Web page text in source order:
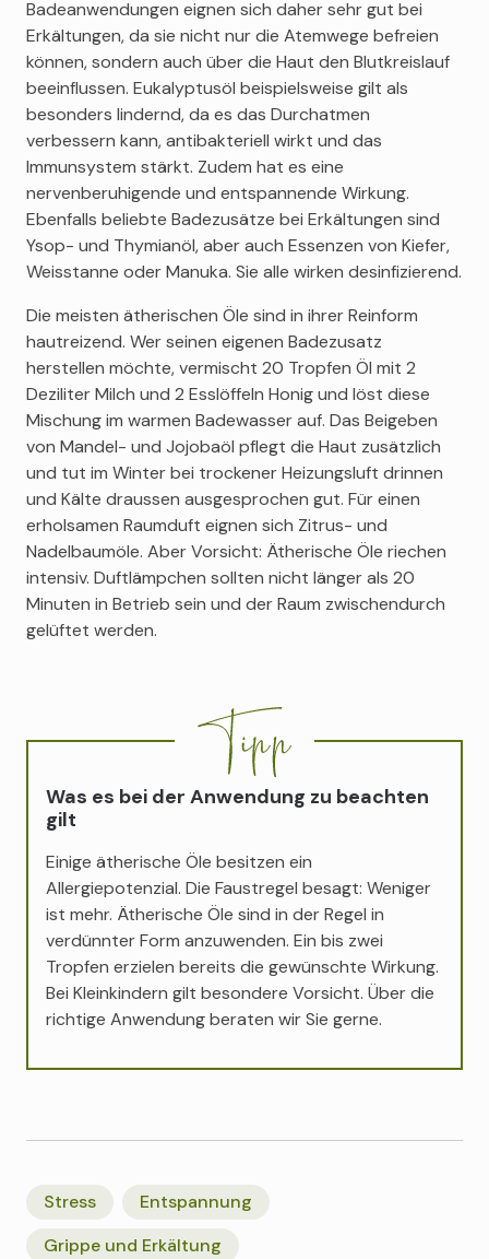
Badeanwendungen eignen sich daher sehr gut bei
Erkältungen, da sie nicht nur die Atemwege befreien
können, sondern auch über die Haut den Blutkreislauf
beeinflussen. Eukalyptusöl beispielsweise gilt als
besonders lindernd, da es das Durchatmen
verbessern kann, antibakteriell wirkt und das
Immunsystem stärkt. Zudem hat es eine
nervenberuhigende und entspannende Wirkung.
Ebenfalls beliebte Badezusätze bei Erkältungen sind
Ysop- und Thymianöl, aber auch Essenzen von Kiefer,
Weisstanne oder Manuka. Sie alle wirken desinfizierend.
Die meisten ätherischen Öle sind in ihrer Reinform
hautreizend. Wer seinen eigenen Badezusatz
herstellen möchte, vermischt 20 Tropfen Öl mit 2
Deziliter Milch und 2 Esslöffeln Honig und löst diese
Mischung im warmen Badewasser auf. Das Beigeben
von Mandel- und Jojobaöl pflegt die Haut zusätzlich
und tut im Winter bei trockener Heizungsluft drinnen
und Kälte draussen ausgesprochen gut. Für einen
erholsamen Raumduft eignen sich Zitrus- und
Nadelbaumöle. Aber Vorsicht: Ätherische Öle riechen
intensiv. Duftlämpchen sollten nicht länger als 20
Minuten in Betrieb sein und der Raum zwischendurch
gelüftet werden.
Was es bei der Anwendung zu beachten
gilt
Einige ätherische Öle besitzen ein
Allergiepotenzial. Die Faustregel besagt: Weniger
ist mehr. Ätherische Öle sind in der Regel in
verdünnter Form anzuwenden. Ein bis zwei
Tropfen erzielen bereits die gewünschte Wirkung.
Bei Kleinkindern gilt besondere Vorsicht. Über die
richtige Anwendung beraten wir Sie gerne.
Stress
Entspannung
Grippe und Erkältung